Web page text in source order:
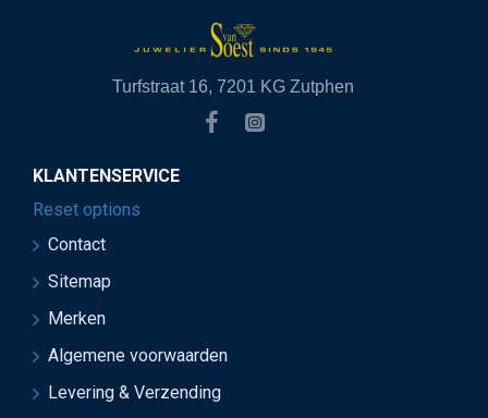
Turfstraat 16, 7201 KG Zutphen
KLANTENSERVICE
Reset options
Contact
Sitemap
Merken
Algemene voorwaarden
Levering & Verzending